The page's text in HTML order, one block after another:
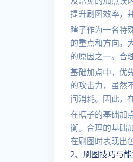
提升刷图效率，
瞎子作为一名特
的重点和方向。
的原因之一。合
基础加点中，优
的攻击力，虽然
间消耗。因此，
在瞎子的基础加
衡。合理的基础
在刷图时表现出色
2、刷图技巧与